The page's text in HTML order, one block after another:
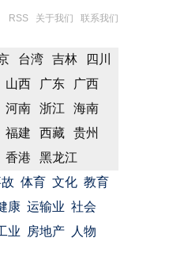
RSS 关于我们 联系我们
台湾 吉林
四川
山西 广东
广西
河南 浙江
海南
福建 西藏
贵州
香港
黑龙江
体育 文化 教育
康 运输业 社会
业 房地产
人物